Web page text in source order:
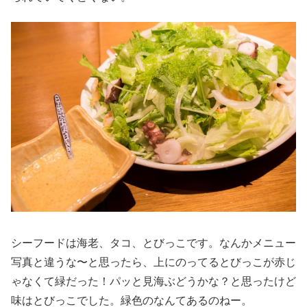
シーフードは海老、タコ、とびっこです。なんかメニュー
写真と違うな〜と思ったら、上にのってるとびっこが赤じ
ゃなくて緑だった！パッと見海ぶどうかな？と思ったけど
味はとびっこでした。緑色のなんてあるのねー。